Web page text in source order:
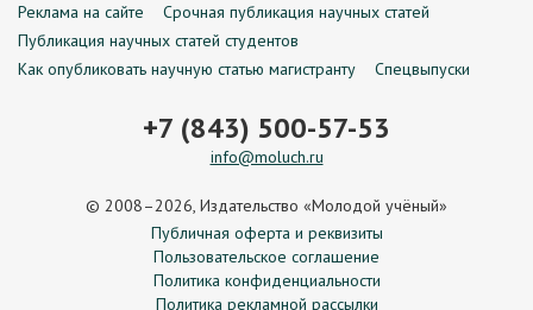
Реклама на сайте
Срочная публикация научных статей
Публикация научных статей студентов
Как опубликовать научную статью магистранту
Спецвыпуски
+7 (843) 500-57-53
info@moluch.ru
© 2008–2026, Издательство «Молодой учёный»
Публичная оферта и реквизиты
Пользовательское соглашение
Политика конфиденциальности
Политика рекламной рассылки